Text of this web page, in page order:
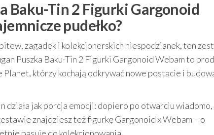
Baku-Tin 2 Figurki Gargonoid
pudełko?
zagadek i kolekcjonerskich niespodzianek, ten
Puszka Baku-Tin 2 Figurki Gargonoid Webam to
którzy kochają odkrywać nowe postacie i
działa jak porcja emocji: dopiero po otwarciu wiadomo,
znajdziesz też figurkę Gargonoid x Webam – o